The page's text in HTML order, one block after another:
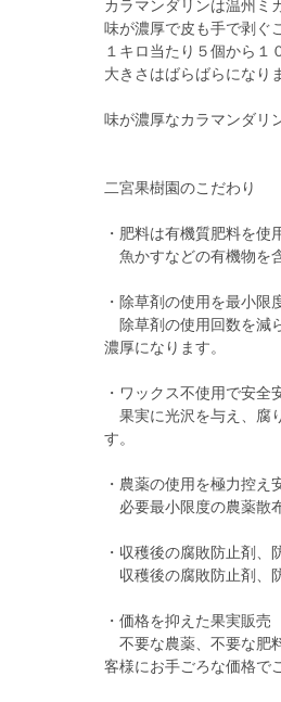
カラマンダリンは温州ミ
味が濃厚で皮も手で剥ぐ
１キロ当たり５個から１
大きさはばらばらになり
味が濃厚なカラマンダ
二宮果樹園のこだわり
・肥料は有機質肥料を使
魚かすなどの有機物を
・除草剤の使用を最小
除草剤の使用回数を減
濃厚になります。
・ワックス不使用で安全
果実に光沢を与え、腐
す。
・農薬の使用を極力控え
必要最小限度の農薬散
・収穫後の腐敗防止剤、
収穫後の腐敗防止剤、
・価格を抑えた果実販売
不要な農薬、不要な肥
客様にお手ごろな価格で